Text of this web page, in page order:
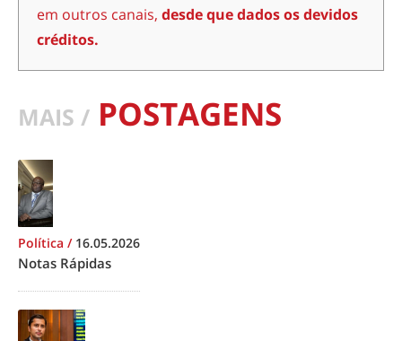
em outros canais, desde que dados os devidos
créditos.
MAIS / POSTAGENS
Política / 16.05.2026
Notas Rápidas